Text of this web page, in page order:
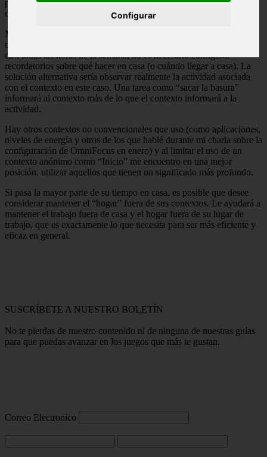
Configurar
patio, por ejemplo). Intento mantener la palabra “hogar” fuera de la
ecuación porque trabajo desde casa y no quiero enturbiar las aguas.
Me doy cuenta de que esto podría ser un problema cuando se trata
de utilizar la geolocalización. Pero considerando que estoy en casa
casi todas las horas de la semana, no es necesario configurar
recordatorios sobre qué hacer en casa (o cuándo llegar a casa). La
solución alternativa sería observar realmente la actividad asociada
con el contexto en este caso. Una tarea como “sacar la basura”
informará al contexto más de lo que el contexto informará a la
actividad.
Hay otros contextos no convencionales que uso (como aplicaciones,
niveles de energía y otros de los que hablé durante mi charla sobre la
configuración de OmniFocus en enero) y al limitar el uso de un
contexto anónimo como “Inicio” me encuentro en una mejor
posición. utilizar aquellos que tienen un significado más profundo.
Si pasa la mayor parte de su tiempo en casa, es posible que desee
considerar mantener el “hogar” fuera de sus contextos. Le ayudará a
mantener el trabajo fuera de casa y el hogar fuera de su lugar de
trabajo, que es exactamente lo que necesita para ser más eficiente y
eficaz en general.
SUSCRÍBETE A NUESTRO BOLETÍN
No te pierdas de nuestro contenido ni de ninguna de nuestras guías
para que puedas avanzar en los juegos que más te gustan.
Correo Electronico